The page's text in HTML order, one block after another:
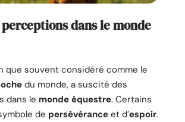
dans le monde
que souvent considéré comme le
du monde, a suscité des
dans le monde équestre. Certains
de persévérance et d’espoir.